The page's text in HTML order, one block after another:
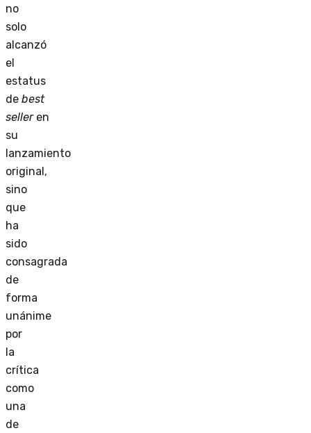
no
solo
alcanzó
el
estatus
de best
selleren
su
lanzamiento
original,
sino
que
ha
sido
consagrada
de
forma
unánime
por
la
crítica
como
una
de